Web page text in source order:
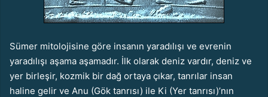
Sümer mitolojisine göre insanın yaradılışı ve evrenin
yaradılışı aşama aşamadır. İlk olarak deniz vardır, deniz ve
yer birleşir, kozmik bir dağ ortaya çıkar, tanrılar insan
haline gelir ve Anu (Gök tanrısı) ile Ki (Yer tanrısı)’nın